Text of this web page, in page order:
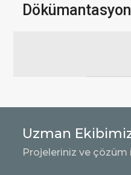
Uzman
Projeleriniz ve çözüm